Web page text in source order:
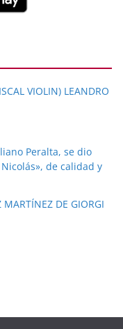
VIOLIN) LEANDRO
Peralta, se dio
de calidad y
MARTÍNEZ DE GIORGI